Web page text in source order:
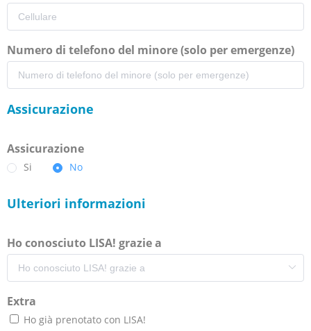
Numero di telefono del minore (solo per emergenze)
Assicurazione
Assicurazione
Si No
Ulteriori informazioni
Ho conosciuto LISA! grazie a
Extra
Ho già prenotato con LISA!